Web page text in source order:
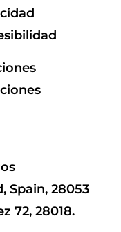
Spain, 28053
72, 28018.